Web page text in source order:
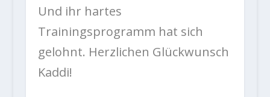
Und ihr hartes
Trainingsprogramm hat sich
gelohnt. Herzlichen Glückwunsch
Kaddi!